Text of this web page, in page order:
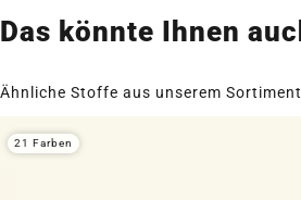
Das könnte Ihnen
Ähnliche Stoffe aus unserem Sortiment
21 Farben